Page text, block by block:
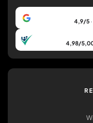
4,9/5
4,98/